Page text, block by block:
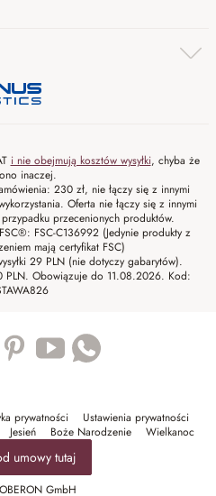
i nie obejmują kosztów wysyłki, chyba że
inaczej.
230 zł, nie łączy się z innymi
Oferta nie łączy się z innymi
przecenionych produktów.
FSC-C136992 (Jedynie produkty z
mają certyfikat FSC)
29 PLN (nie dotyczy gabarytów).
PLN. Obowiązuje do 11.08.2026. Kod:
prywatności
Ustawienia prywatności
Jesień Boże Narodzenie Wielkanoc
umowy tutaj
GmbH